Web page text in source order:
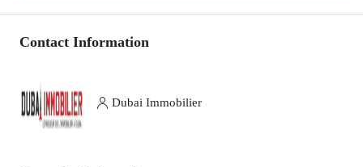
Contact Information
Dubai Immobilier